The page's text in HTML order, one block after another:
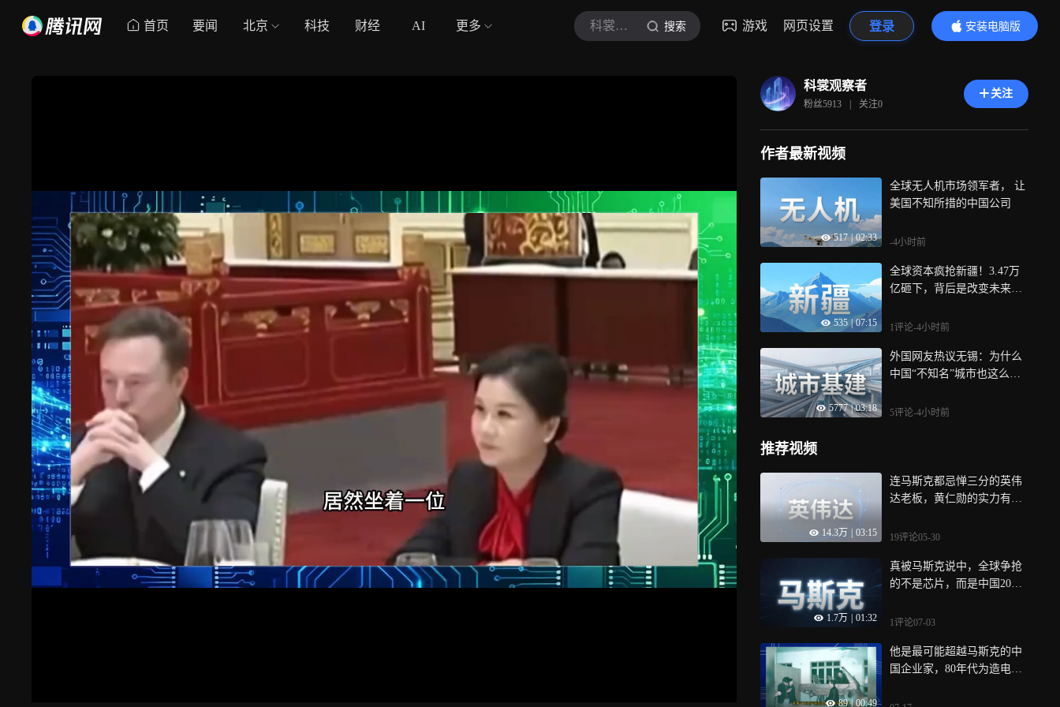
首页 要闻 北京 科技 财经 AI 更多 科裳观察者 搜索 游戏 网页设置 登录
安装电脑版
内容更精彩
科裳观察者
粉丝5913 | 关注0
关注
作者最新视频
517 | 02:33
全球无人机市场领军者， 让
美国不知所措的中国公司
-4小时前
535 | 07:15
全球资本疯抢新疆！3.47万
亿砸下，背后是改变未来的
1评论-4小时前
5777 | 03:18
外国网友热议无锡：为什么
中国“不知名”城市也这么夸
5评论-4小时前
推荐视频
14.3万 03:15
连马斯克都忌惮三分的英伟
达老板，黄仁勋的实力有多
19评论05-30
1.7万 01:32
真被马斯克说中，全球争抢
的不是芯片，而是中国20万
1评论07-03
89 | 00:49
他是最可能超越马斯克的中
国企业家，80年代为造电动